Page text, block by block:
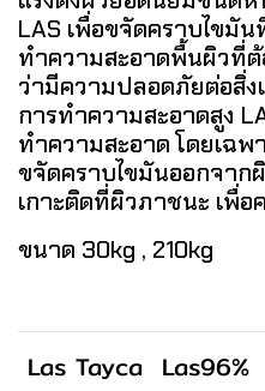
LAS เพื่อขจัดคราบไขมั
ทำความสะอาดพื้นผิวที่
ว่ามีความปลอดภัยต่อสิ่
การทำความสะอาดสูง
ทำความสะอาด โดยเฉ
ขจัดคราบไขมันออกจาก
เกาะติดที่ผิวภาชนะ เพื่อ
ขนาด 30kg , 210kg
Las Tayca Las96%